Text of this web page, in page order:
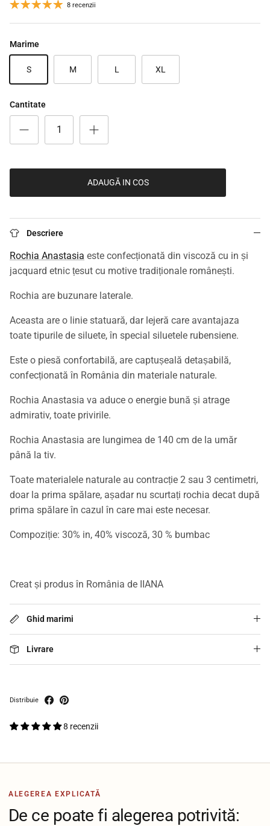
8 recenzii
Marime
S M L XL
Cantitate
ADAUGĂ IN COS
Descriere
Rochia Anastasia este confecționată din viscoză cu in și
jacquard etnic țesut cu motive tradiționale românești.
Rochia are buzunare laterale.
Aceasta are o linie statuară, dar lejeră care avantajaza
toate tipurile de siluete, în special siluetele rubensiene.
Este o piesă confortabilă, are captușeală detașabilă,
confecționată în România din materiale naturale.
Rochia Anastasia va aduce o energie bună și atrage
admirativ, toate privirile.
Rochia Anastasia are lungimea de 140 cm de la umăr
până la tiv.
Toate materialele naturale au contracție 2 sau 3 centimetri,
doar la prima spălare, așadar nu scurtați rochia decat după
prima spălare în cazul în care mai este necesar.
Compoziție: 30% in, 40% viscoză, 30 % bumbac
Creat și produs în România de IIANA
Ghid marimi
Livrare
Distribuie
8 recenzii
ALEGEREA EXPLICATĂ
De ce poate fi alegerea potrivită: